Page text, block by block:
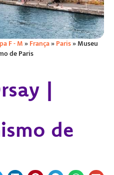
F - M»França»Paris»Museu
de Paris
|
de